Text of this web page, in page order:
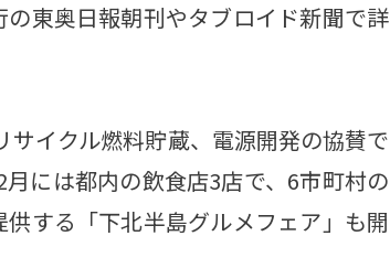
東奥日報朝刊やタブロイド新聞で詳
イクル燃料貯蔵、電源開発の協賛で
には都内の飲食店3店で、6市町村の
する「下北半島グルメフェア」も開